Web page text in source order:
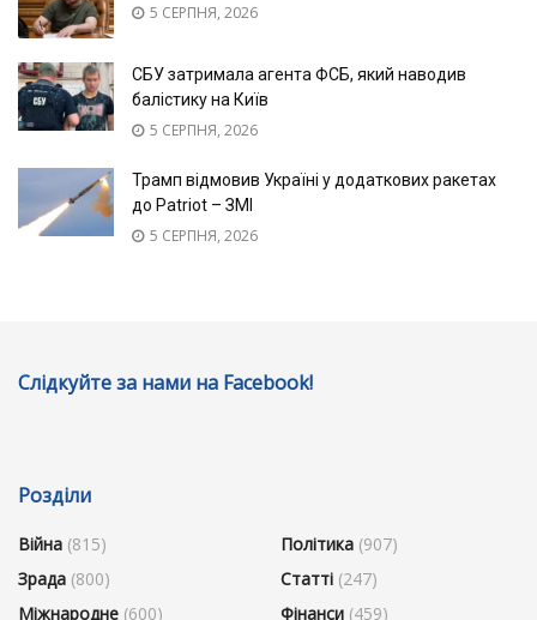
5 СЕРПНЯ, 2026
СБУ затримала агента ФСБ, який наводив
балістику на Київ
5 СЕРПНЯ, 2026
Трамп відмовив Україні у додаткових ракетах
до Patriot – ЗМІ
5 СЕРПНЯ, 2026
Слідкуйте за нами на Facebook!
Розділи
Війна (815)
Зрада (800)
Міжнародне (600)
Політика (907)
Статті (247)
Фінанси (459)